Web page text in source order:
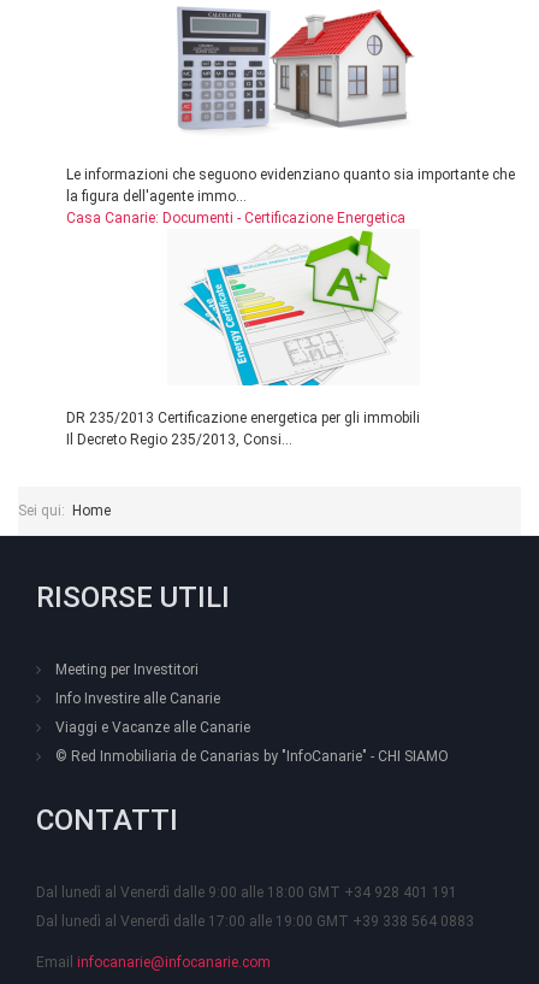
Le informazioni che seguono evidenziano quanto sia importante che
la figura dell'agente immo...
Casa Canarie: Documenti - Certificazione Energetica
DR 235/2013 Certificazione energetica per gli immobili
Il Decreto Regio 235/2013, Consi...
Sei qui: Home
RISORSE UTILI
Meeting per Investitori
Info Investire alle Canarie
Viaggi e Vacanze alle Canarie
© Red Inmobiliaria de Canarias by "InfoCanarie" - CHI SIAMO
CONTATTI
Dal lunedì al Venerdì dalle 9:00 alle 18:00 GMT +34 928 401 191
Dal lunedì al Venerdì dalle 17:00 alle 19:00 GMT +39 338 564 0883
Email infocanarie@infocanarie.com